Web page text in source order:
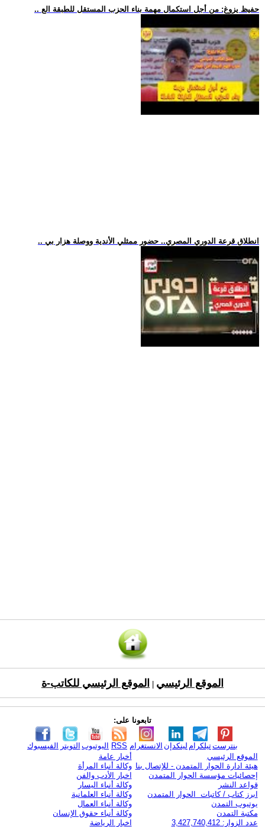
.. حفيظ يزوغ: من أجل استكمال مهمة بناء الحزب المستقل للطبقة الع
.. انطلاق قرعة الدوري المصري.. حضور ممثلي الأندية ووصلة هزار بي
الموقع الرئيسي الموقع الرئيسي للكاتب-ة
تابعونا على:
الفيسبوك التويتر اليوتيوب RSS الانستغرام لينكدإن تيلكرامبنترست
الموقع الرئيسي
هيئة ادارة الحوار المتمدن - للإتصال بنا
إحصائيات مؤسسة الحوار المتمدن
قواعد النشر
ابرز كتاب / كاتبات الحوار المتمدن
يوتيوب التمدن
مكتبة التمدن
عدد الزوار: 3,427,740,412
أخبار عامة
وكالة أنباء المرأة
اخبار الأدب والفن
وكالة أنباء اليسار
وكالة أنباء العلمانية
وكالة أنباء العمال
وكالة أنباء حقوق الإنسان
اخبار الرياضة